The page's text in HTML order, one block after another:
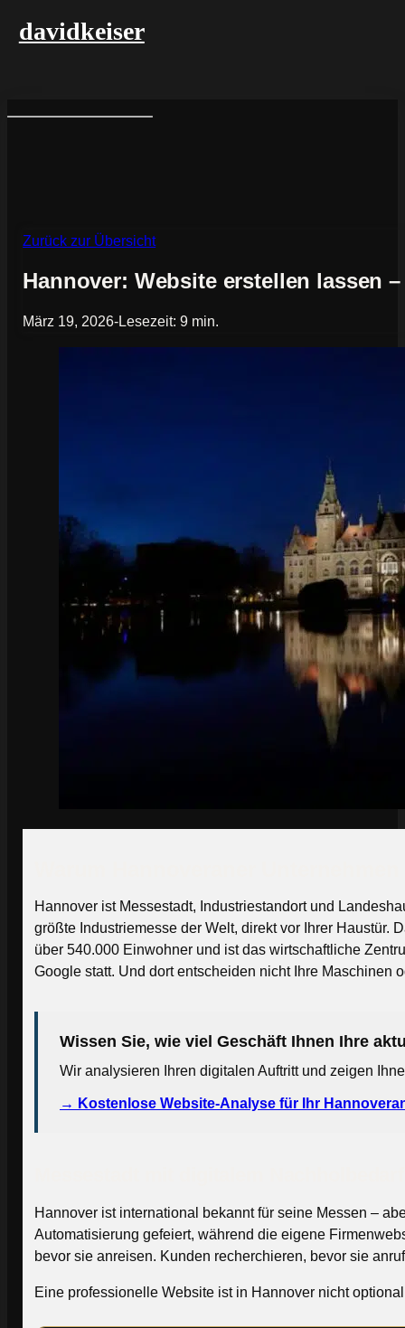
davidkeiser
Zurück zur Übersicht
Hannover: Website erstellen lassen
März 19, 2026-Lesezeit: 9 min.
Hannover ist Messestadt, Industriestandort und
größte Industriemesse der Welt, direkt vor Ihrer Haustür.
über 540.000 Einwohner und ist das wirtschaftliche
Google statt. Und dort entscheiden nicht Ihre Maschinen
Wissen Sie, wie viel Geschäft Ihnen Ihre
Wir analysieren Ihren digitalen Auftritt und zeigen
→ Kostenlose Website-Analyse für Ihr
Hannover ist international bekannt für seine Messen –
Automatisierung gefeiert, während die eigene
bevor sie anreisen. Kunden recherchieren, bevor sie
Eine professionelle Website ist in Hannover nicht